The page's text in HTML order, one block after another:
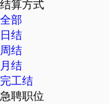
结算方式
全部
日结
周结
月结
完工结
急聘职位